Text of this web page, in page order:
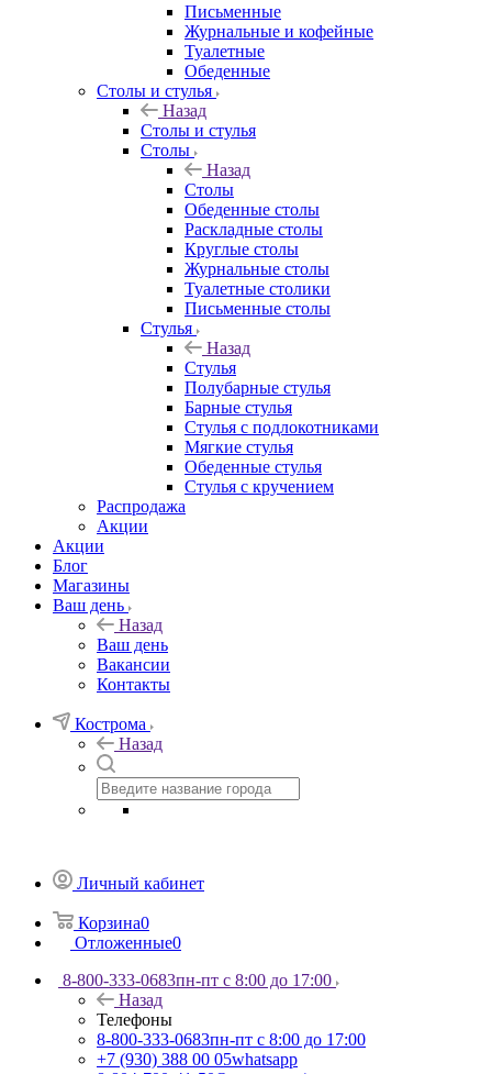
Письменные
Журнальные и кофейные
Туалетные
Обеденные
Столы и стулья
Назад
Столы и стулья
Столы
Назад
Столы
Обеденные столы
Раскладные столы
Круглые столы
Журнальные столы
Туалетные столики
Письменные столы
Стулья
Назад
Стулья
Полубарные стулья
Барные стулья
Стулья с подлокотниками
Мягкие стулья
Обеденные стулья
Стулья с кручением
Распродажа
Акции
Акции
Блог
Магазины
Ваш день
Назад
Ваш день
Вакансии
Контакты
Кострома
Назад
Личный кабинет
Корзина0
Отложенные0
8-800-333-0683пн-пт с 8:00 до 17:00
Назад
Телефоны
8-800-333-0683пн-пт с 8:00 до 17:00
+7 (930) 388 00 05whatsapp